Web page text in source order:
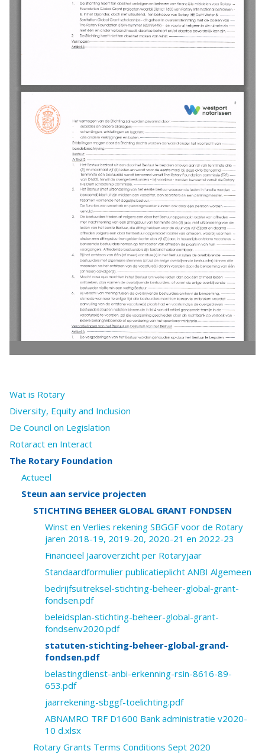
Wat is Rotary
Diversity, Equity and Inclusion
De Council on Legislation
Rotaract en Interact
The Rotary Foundation
Actueel
Steun aan service projecten
STICHTING BEHEER GLOBAL GRANT FONDSEN
Winst en Verlies rekening SBGGF voor de Rotary
jaren 2018-19, 2019-20, 2020-21 en 2022-23
Financieel Jaaroverzicht per Rotaryjaar
Standaardformulier publicatieplicht ANBI Algemeen
bedrijfsuitreksel-stichting-beheer-global-grant-
fondsen.pdf
beleidsplan-stichting-beheer-global-grant-
fondsenv2020.pdf
statuten-stichting-beheer-global-grand-
fondsen.pdf
belastingdienst-anbi-erkenning-rsin-8616-89-
653.pdf
jaarrekening-sbggf-toelichting.pdf
ABNAMRO TRF D1600 Bank administratie v2020-
10 d.xlsx
Rotary Grants Terms Conditions Sept 2020